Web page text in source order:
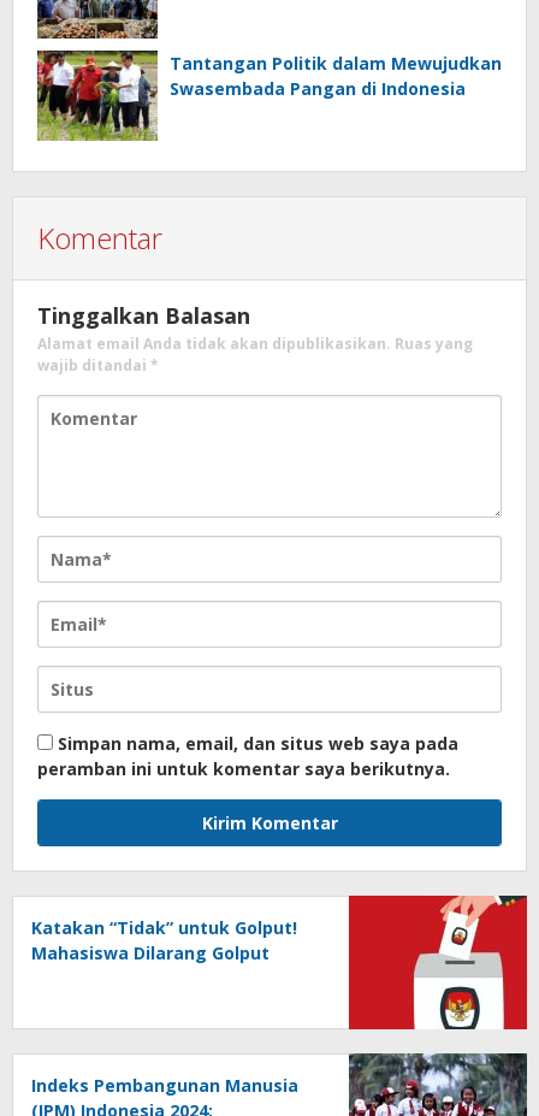
Tantangan Politik dalam Mewujudkan
Swasembada Pangan di Indonesia
Komentar
Tinggalkan Balasan
Alamat email Anda tidak akan dipublikasikan. Ruas yang
wajib ditandai *
Simpan nama, email, dan situs web saya pada
peramban ini untuk komentar saya berikutnya.
Katakan “Tidak” untuk Golput!
Mahasiswa Dilarang Golput
Indeks Pembangunan Manusia
(IPM) Indonesia 2024: